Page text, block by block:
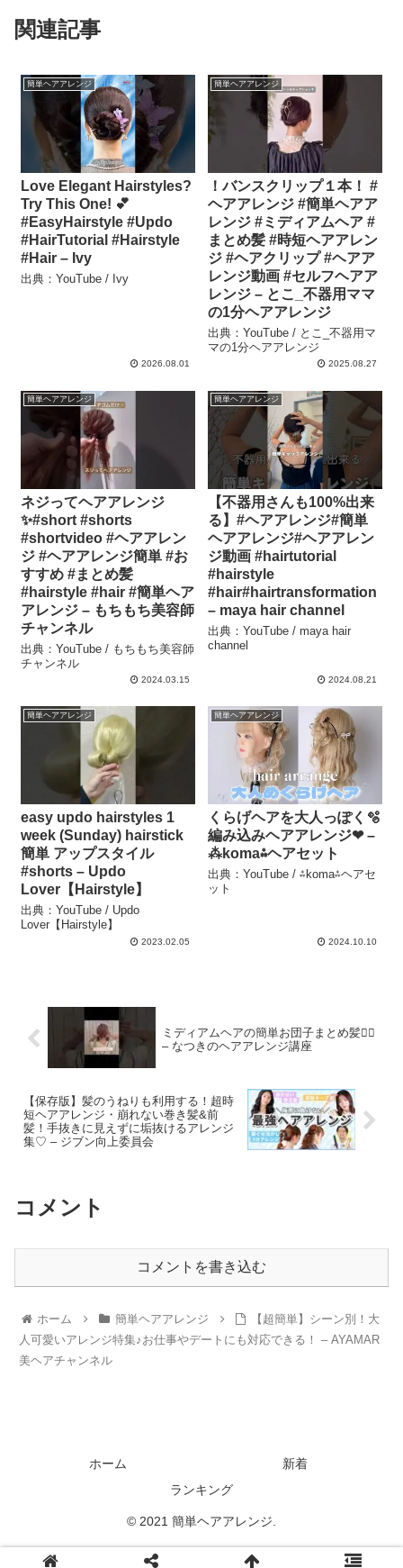
関連記事
簡単ヘアアレンジ
Love Elegant Hairstyles?
Try This One! 💕
#EasyHairstyle #Updo
#HairTutorial #Hairstyle
#Hair – Ivy
出典：YouTube / Ivy
2026.08.01
簡単ヘアアレンジ
！バンスクリップ１本！ #
ヘアアレンジ #簡単ヘアア
レンジ #ミディアムヘア #
まとめ髪 #時短ヘアアレン
ジ #ヘアクリップ #ヘアア
レンジ動画 #セルフヘアア
レンジ – とこ_不器用ママ
の1分ヘアアレンジ
出典：YouTube / とこ_不器用マ
マの1分ヘアアレンジ
2025.08.27
簡単ヘアアレンジ
ネジってヘアアレンジ
✨#short #shorts
#shortvideo #ヘアアレン
ジ #ヘアアレンジ簡単 #お
すすめ #まとめ髪
#hairstyle #hair #簡単ヘア
アレンジ – もちもち美容師
チャンネル
出典：YouTube / もちもち美容師
チャンネル
2024.03.15
簡単ヘアアレンジ
【不器用さんも100%出来
る】#ヘアアレンジ#簡単
ヘアアレンジ#ヘアアレン
ジ動画 #hairtutorial
#hairstyle
#hair#hairtransformation
– maya hair channel
出典：YouTube / maya hair
channel
2024.08.21
簡単ヘアアレンジ
easy updo hairstyles 1
week (Sunday) hairstick
簡単 アップスタイル
#shorts – Updo
Lover【Hairstyle】
出典：YouTube / Updo
Lover【Hairstyle】
2023.02.05
簡単ヘアアレンジ
くらげヘアを大人っぽく🫧
編み込みヘアアレンジ❤︎ –
⁂koma⁂ヘアセット
出典：YouTube / ⁂koma⁂ヘアセ
ット
2024.10.10
ミディアムヘアの簡単お団子まとめ髪👱‍♀️
– なつきのヘアアレンジ講座
【保存版】髪のうねりも利用する！超時
短ヘアアレンジ・崩れない巻き髪&前
髪！手抜きに見えずに垢抜けるアレンジ
集♡ – ジブン向上委員会
コメント
コメントを書き込む
ホーム 簡単ヘアアレンジ
【超簡単】シーン別！大
人可愛いアレンジ特集♪お仕事やデートにも対応できる！ – AYAMAR
美ヘアチャンネル
ホーム
新着
ランキング
© 2021 簡単ヘアアレンジ.